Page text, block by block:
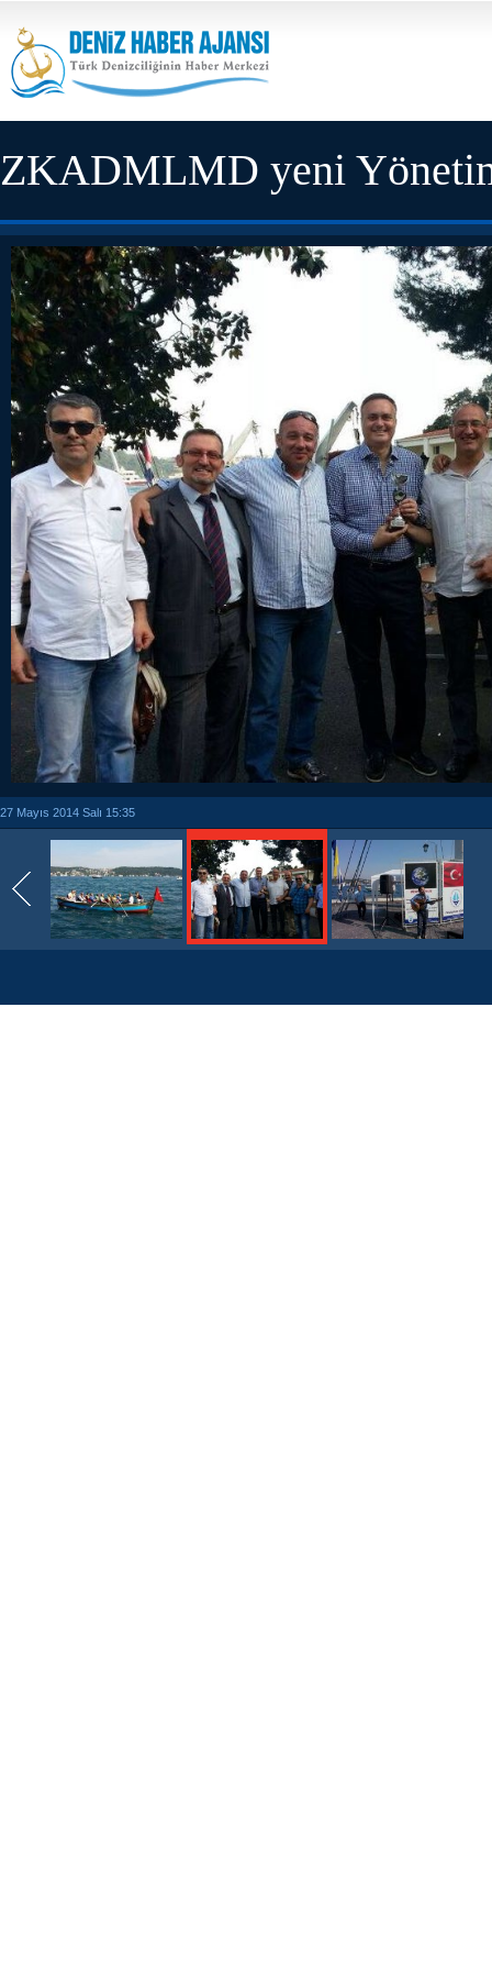
ZKADMLMD yeni
27 Mayıs 2014 Salı 15:35